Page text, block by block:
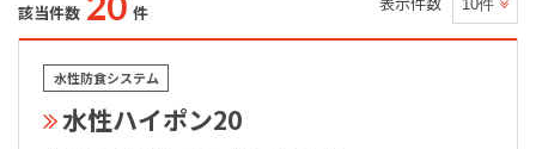
該当件数 件
水性防食システム
水性ハイポン20